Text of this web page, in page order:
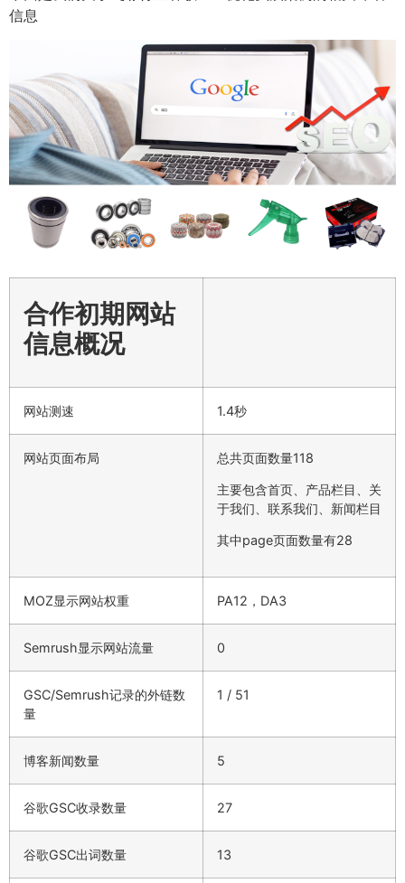
信息
合作初期网站
信息概况
网站测速 1.4秒
网站页面布局 总共页面数量118
主要包含首页、产品栏目、关
于我们、联系我们、新闻栏目
其中page页面数量有28
MOZ显示网站权重 PA12，DA3
Semrush显示网站流量 0
GSC/Semrush记录的外链数
量
1 / 51
博客新闻数量 5
谷歌GSC收录数量 27
谷歌GSC出词数量 13